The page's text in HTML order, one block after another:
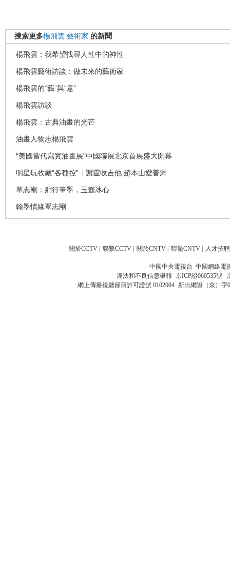
搜索更多楊飛雲 藝術家 的新聞
楊飛雲：我希望找尋人性中的神性
楊飛雲藝術訪談：做未來的藝術家
楊飛雲的“藝”與“意”
楊飛雲訪談
楊飛雲：古典油畫的光芒
油畫人物志楊飛雲
“美國當代寫實油畫展”中國聯展北京首展盛大開幕
明星玩收藏“各種控”：謝霆收吉他 趙本山愛普洱
覃志剛：躬行筆墨，玉壺冰心
翰墨情緣覃志剛
關於CCTV 聯繫CCTV 關於CNTV 聯繫CNTV 人才招聘
中國中央電視台 中國網絡電
違法和不良信息舉報 京ICP證060535號
網上傳播視聽節目許可證號 0102004 新出網證（京）